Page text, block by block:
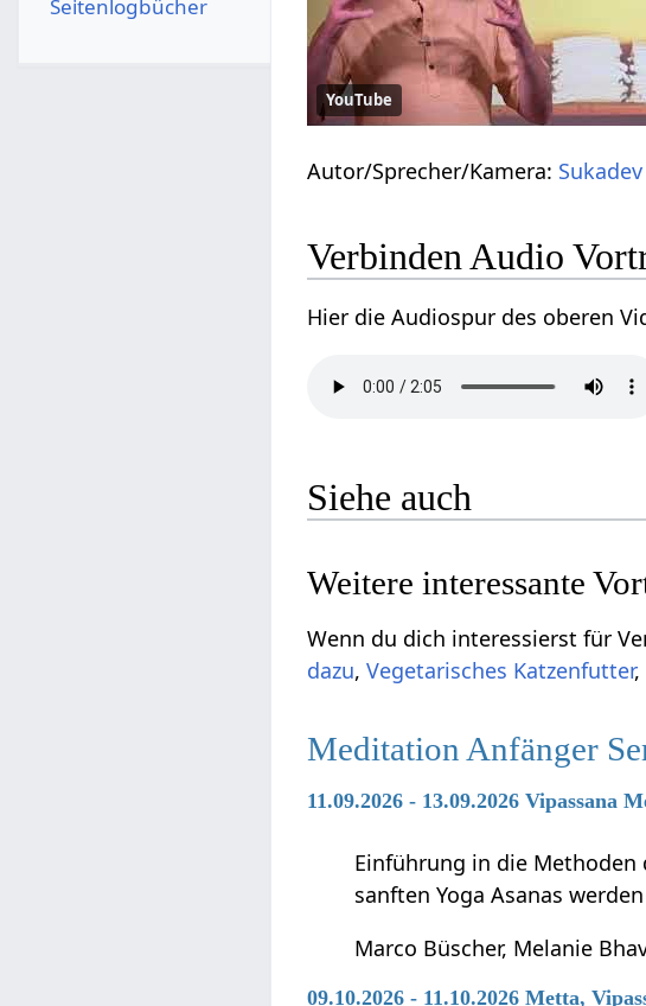
YouTube
Autor/Sprecher/Kamera:
Verbinden Audio
Hier die Audiospur des oberen
Siehe auch
Weitere interessante
Wenn du dich interessierst für
dazu,Vegetarisches Katzenfutter,
Meditation Anfänger
11.09.2026 - 13.09.2026 Vipassana
Einführung in die
sanften Yoga Asanas
Marco Büscher, Melanie
09.10.2026 - 11.10.2026 Metta,
Seitenlogbücher